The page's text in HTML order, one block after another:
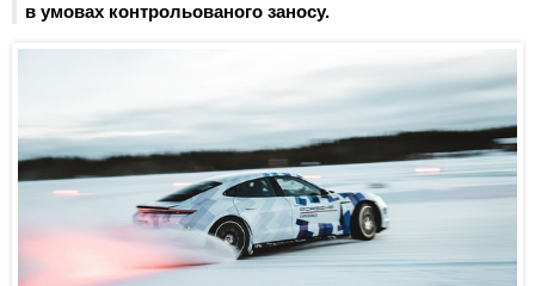
в умовах контрольованого заносу.